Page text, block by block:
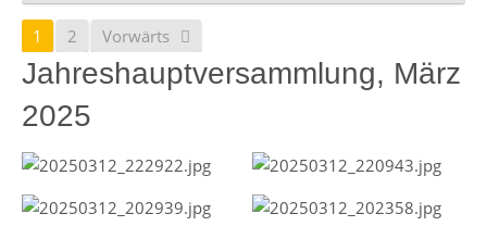
1 2 Vorwärts
Jahreshauptversammlung, März
2025